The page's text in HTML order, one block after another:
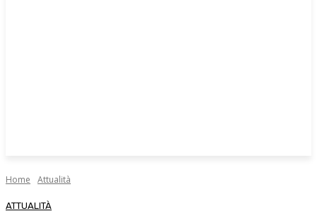
Home Attualità
ATTUALITÀ